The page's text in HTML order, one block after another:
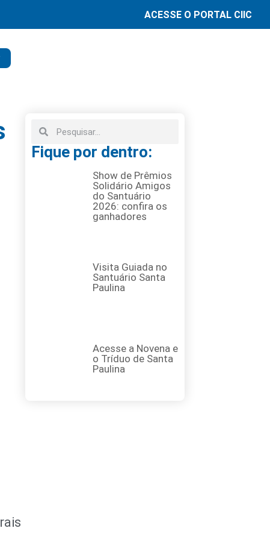
ACESSE O PORTAL CIIC
Fique por dentro:
Show de Prêmios
Solidário Amigos
do Santuário
2026: confira os
ganhadores
Visita Guiada no
Santuário Santa
Paulina
Acesse a Novena e
o Tríduo de Santa
Paulina